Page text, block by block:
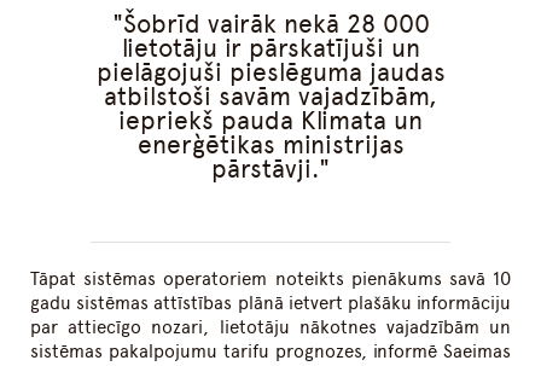
Šobrīd vairāk nekā 28 000
lietotāju ir pārskatījuši un
pielāgojuši pieslēguma jaudas
atbilstoši savām vajadzībām,
iepriekš pauda Klimata un
enerģētikas ministrijas
pārstāvji.
Tāpat sistēmas operatoriem noteikts pienākums savā 10
gadu sistēmas attīstības plānā ietvert plašāku informāciju
par attiecīgo nozari, lietotāju nākotnes vajadzībām un
sistēmas pakalpojumu tarifu prognozes, informē Saeimas